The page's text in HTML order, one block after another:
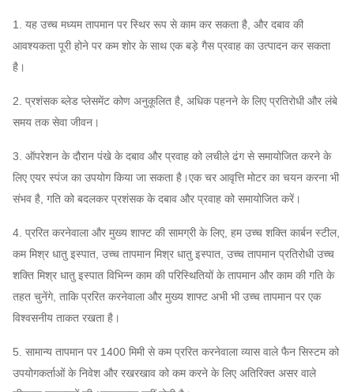
कर सकते
SS316, HG785, DB685 ...
ऐच्छिक
अवयव
सिस्टम बेस फ्रेम, सुरक्षात्मक स्क्रीनिंग,साइलेंसर, इनलेट और
आउटलेट पाइपलाइन कम्पेसाटर,
इनलेट और आउटलेट निकला हुआ किनारा, स्पंज, इलेक्ट्रिक
मोटर रेन कवर, टेम्परेचर सेंसर, वाइब्रेटिंग सेंसर, सॉफ्ट स्टार्टर,
इन्वर्टर, स्पेशल इलेक्ट्रिकल मोटर, सिस्टम मॉनिटरिंग इंस्ट्रूमेंट,
ल्यूब सिस्टम, ओवरहेड ल्यूब टैंक आदि।
1. यह उच्च मध्यम तापमान पर स्थिर रूप से काम कर सकता है, और दबाव की
आवश्यकता पूरी होने पर कम शोर के साथ एक बड़े गैस प्रवाह का उत्पादन कर सकता
है।
2. प्रशंसक ब्लेड प्लेसमेंट कोण अनुकूलित है, अधिक पहनने के लिए प्रतिरोधी और लंबे
समय तक सेवा जीवन।
3. ऑपरेशन के दौरान पंखे के दबाव और प्रवाह को लचीले ढंग से समायोजित करने के
लिए एयर स्पंज का उपयोग किया जा सकता है।एक चर आवृत्ति मोटर का चयन करना भी
संभव है, गति को बदलकर प्रशंसक के दबाव और प्रवाह को समायोजित करें।
4. प्ररित करनेवाला और मुख्य शाफ्ट की सामग्री के लिए, हम उच्च शक्ति कार्बन स्टील,
कम मिश्र धातु इस्पात, उच्च तापमान मिश्र धातु इस्पात, उच्च तापमान प्रतिरोधी उच्च
शक्ति मिश्र धातु इस्पात विभिन्न काम की परिस्थितियों के तापमान और काम की गति के
तहत चुनेंगे, ताकि प्ररित करनेवाला और मुख्य शाफ्ट अभी भी उच्च तापमान पर एक
विश्वसनीय ताकत रखता है।
5. सामान्य तापमान पर 1400 मिमी से कम प्ररित करनेवाला व्यास वाले फैन सिस्टम को
उपयोगकर्ताओं के निवेश और रखरखाव को कम करने के लिए अतिरिक्त असर वाले